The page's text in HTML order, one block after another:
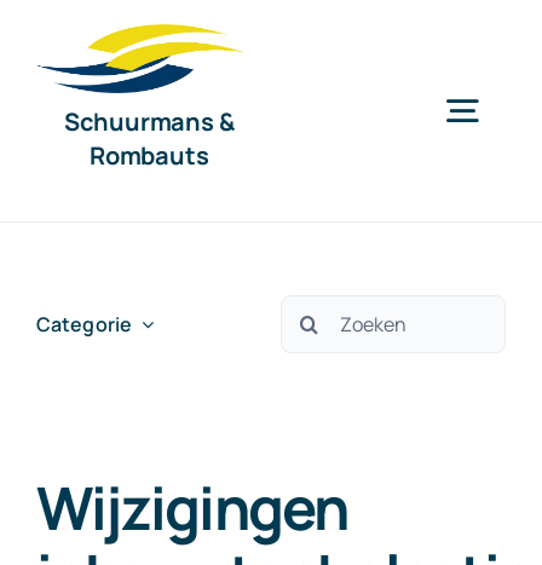
naar
Schuurmans &
Rombauts
Categorie
Zoeken
Wijzigingen